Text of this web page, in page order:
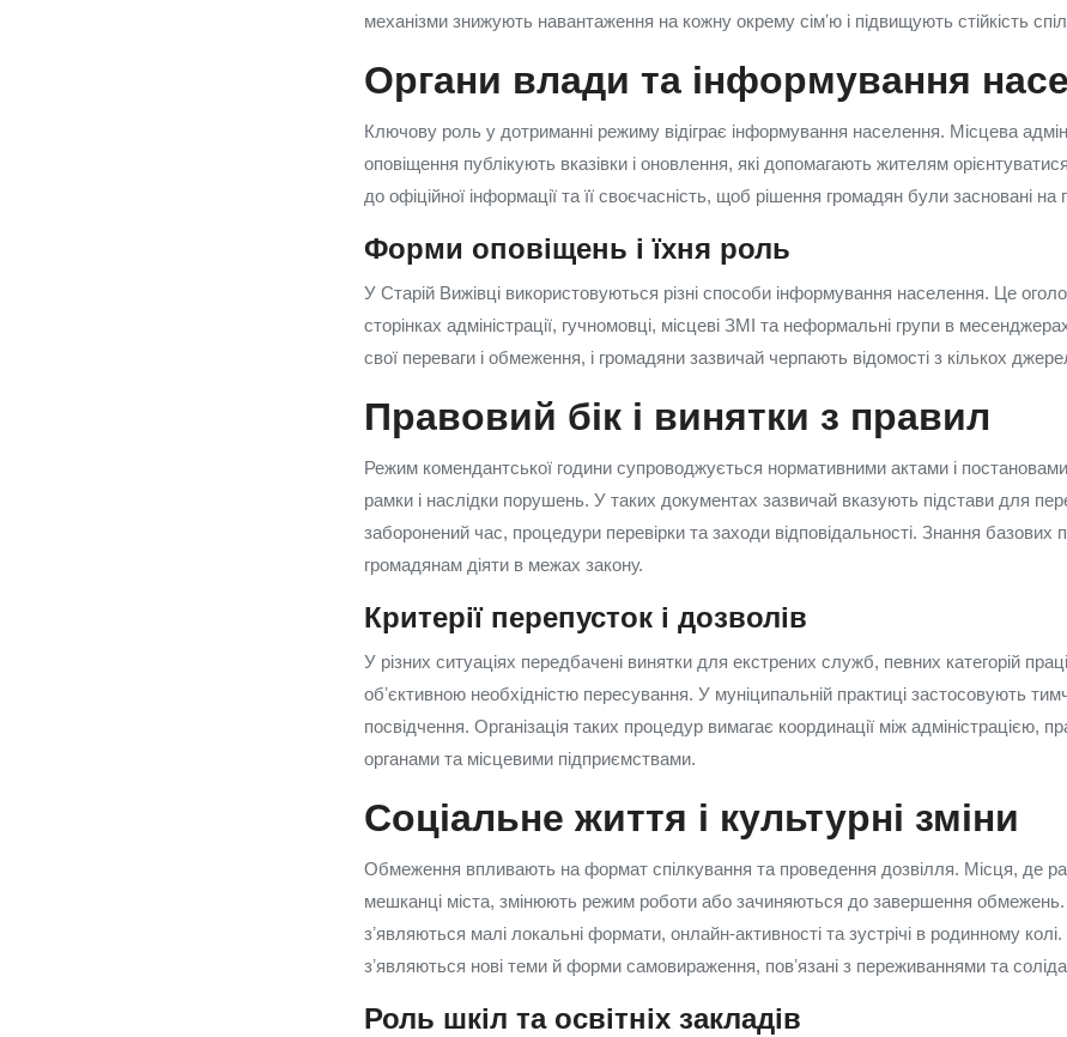
механізми знижують навантаження на кожну окрему сімʼю і підвищують стійкість
Органи влади та інформування
Ключову роль у дотриманні режиму відіграє інформування населення. Місцева
оповіщення публікують вказівки і оновлення, які допомагають жителям
до офіційної інформації та її своєчасність, щоб рішення громадян були засновані на
Форми оповіщень і їхня роль
У Старій Вижівці використовуються різні способи інформування населення. Це
сторінках адміністрації, гучномовці, місцеві ЗМІ та неформальні групи в
свої переваги і обмеження, і громадяни зазвичай черпають відомості з кількох
Правовий бік і винятки з правил
Режим комендантської години супроводжується нормативними актами і
рамки і наслідки порушень. У таких документах зазвичай вказують підстави для
заборонений час, процедури перевірки та заходи відповідальності. Знання базових
громадянам діяти в межах закону.
Критерії перепусток і дозволів
У різних ситуаціях передбачені винятки для екстрених служб, певних категорій
обʼєктивною необхідністю пересування. У муніципальній практиці застосовують
посвідчення. Організація таких процедур вимагає координації між адміністрацією,
органами та місцевими підприємствами.
Соціальне життя і культурні зміни
Обмеження впливають на формат спілкування та проведення дозвілля. Місця, де
мешканці міста, змінюють режим роботи або зачиняються до завершення обмежень.
зʼявляються малі локальні формати, онлайн-активності та зустрічі в родинному
зʼявляються нові теми й форми самовираження, повʼязані з переживаннями та
Роль шкіл та освітніх закладів